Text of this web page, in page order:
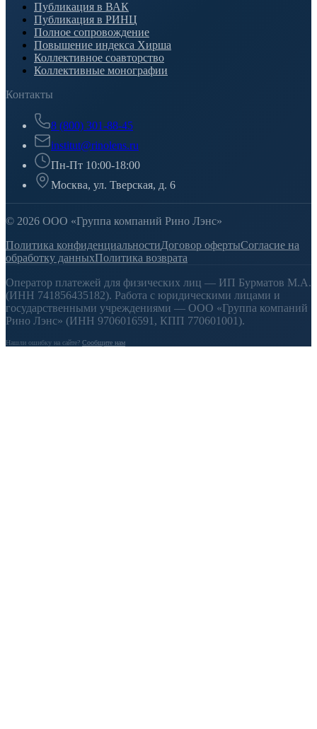
Публикация в ВАК
Публикация в РИНЦ
Полное сопровождение
Повышение индекса Хирша
Коллективное соавторство
Коллективные монографии
Контакты
8 (800) 301-88-45
institut@rinolens.ru
Пн-Пт 10:00-18:00
Москва, ул. Тверская, д. 6
© 2026 ООО «Группа компаний Рино Лэнс»
Политика конфиденциальностиДоговор офертыСогласие на
обработку данныхПолитика возврата
Оператор платежей для физических лиц — ИП Бурматов М.А.
(ИНН 741856435182). Работа с юридическими лицами и
государственными учреждениями — ООО «Группа компаний
Рино Лэнс» (ИНН 9706016591, КПП 770601001).
Нашли ошибку на сайте? Сообщите нам